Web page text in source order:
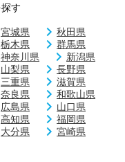
す
宮城県
秋田県
栃木県
群馬県
神奈川県
新潟県
山梨県
長野県
三重県
滋賀県
奈良県
和歌山県
広島県
山口県
高知県
福岡県
大分県
宮崎県